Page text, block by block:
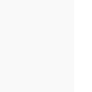
i dette